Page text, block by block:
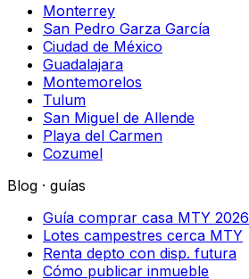
Monterrey
San Pedro Garza García
Ciudad de México
Guadalajara
Montemorelos
Tulum
San Miguel de Allende
Playa del Carmen
Cozumel
Blog · guías
Guía comprar casa MTY 2026
Lotes campestres cerca MTY
Renta depto con disp. futura
Cómo publicar inmueble